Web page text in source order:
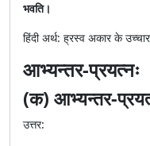
भवति।
हिंदी अर्थ: ह्रस्व अकार के
आभ्यन्तर-प्रयत्नः
(क) आभ्यन्तर-
उत्तर: